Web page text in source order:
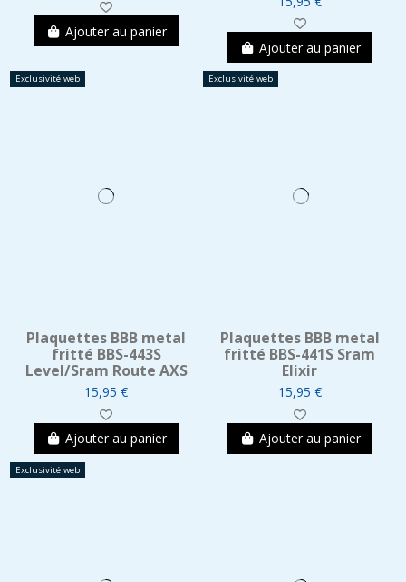
Ajouter au panier
Ajouter au panier
Exclusivité web
Plaquettes BBB metal
fritté BBS-443S
Level/Sram Route AXS
15,95 €
Ajouter au panier
Exclusivité web
Plaquettes BBB metal
fritté BBS-441S Sram
Elixir
15,95 €
Ajouter au panier
Exclusivité web